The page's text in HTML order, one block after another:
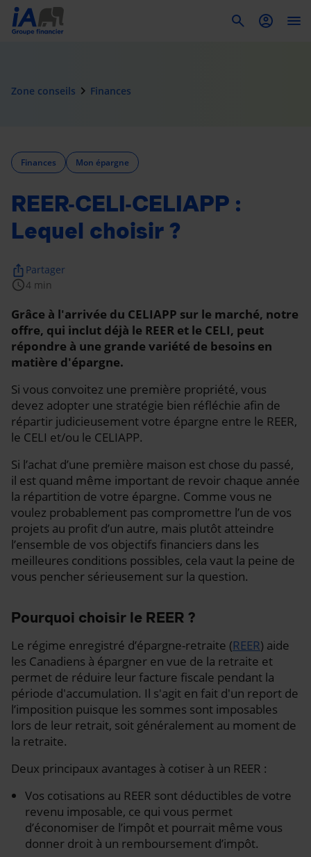
Zone conseils navigate_next Finances
Finances Mon épargne
REER-CELI-CELIAPP :
Lequel choisir ?
schedule4 min
ios_share Partager
Grâce à l'arrivée du CELIAPP sur le marché, notre
offre, qui inclut déjà le REER et le CELI, peut
répondre à une grande variété de besoins en
matière d'épargne.
Si vous convoitez une première propriété, vous
devez adopter une stratégie bien réfléchie afin de
répartir judicieusement votre épargne entre le REER,
le CELI et/ou le CELIAPP.
Si l’achat d’une première maison est chose du passé,
il est quand même important de revoir chaque année
la répartition de votre épargne. Comme vous ne
voulez probablement pas compromettre l’un de vos
projets au profit d’un autre, mais plutôt atteindre
l’ensemble de vos objectifs financiers dans les
meilleures conditions possibles, cela vaut la peine de
vous pencher sérieusement sur la question.
Pourquoi choisir le REER ?
Le régime enregistré d’épargne-retraite (REER) aide
les Canadiens à épargner en vue de la retraite et
permet de réduire leur facture fiscale pendant la
période d'accumulation. Il s'agit en fait d'un report de
l’imposition puisque les sommes sont imposables
lors de leur retrait, soit généralement au moment de
la retraite.
Deux principaux avantages à cotiser à un REER :
Vos cotisations au REER sont déductibles de votre
revenu imposable, ce qui vous permet
d’économiser de l’impôt et pourrait même vous
donner droit à un remboursement d’impôt.